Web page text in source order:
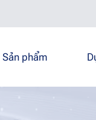
Sản phẩm